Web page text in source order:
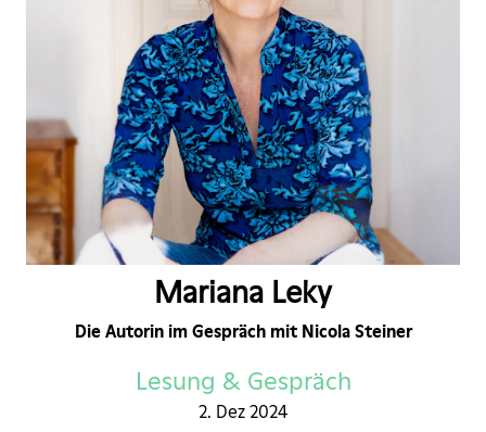
Mariana Leky
Die Autorin im Gespräch mit Nicola Steiner
Lesung & Gespräch
2. Dez 2024